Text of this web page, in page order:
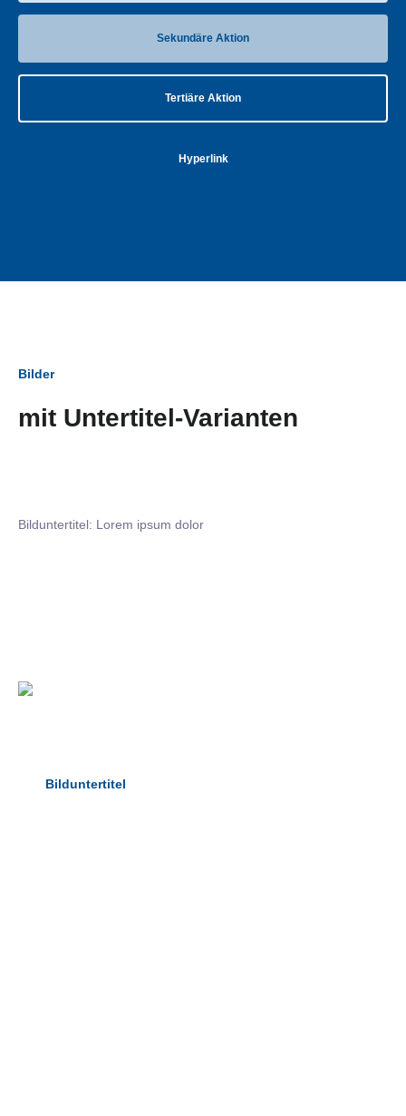
Sekundäre Aktion
Tertiäre Aktion
Hyperlink
Bilder
mit Untertitel-Varianten
Bilduntertitel: Lorem ipsum dolor
Bilduntertitel